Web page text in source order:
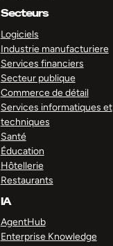
Secteurs
Logiciels
Industrie manufacturiere
Services financiers
Secteur publique
Commerce de détail
Services informatiques et
techniques
Santé
Éducation
Hôtellerie
Restaurants
IA
AgentHub
Enterprise Knowledge